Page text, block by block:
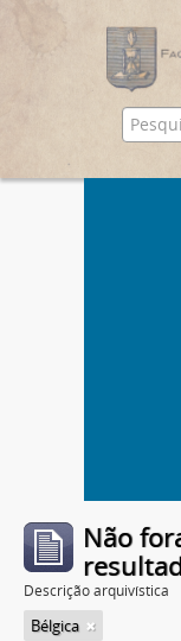
Não
Descrição arquivística
Bélgica